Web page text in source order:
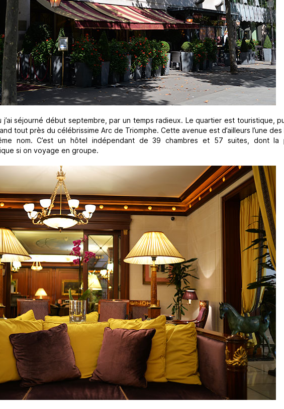
séjourné début septembre, par un temps radieux. Le quartier est touristique,
tout près du célébrissime Arc de Triomphe. Cette avenue est d’ailleurs l’une
nom. C’est un hôtel indépendant de 39 chambres et 57 suites, dont la
si on voyage en groupe.